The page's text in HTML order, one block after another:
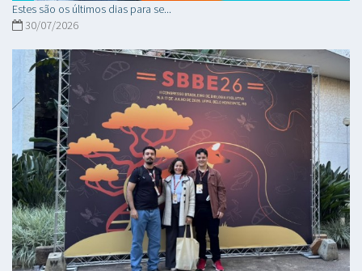
Estes são os últimos dias para se...
30/07/2026